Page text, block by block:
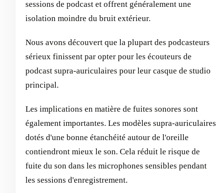
sessions de podcast et offrent généralement une
isolation moindre du bruit extérieur.
Nous avons découvert que la plupart des podcasteurs
sérieux finissent par opter pour les écouteurs de
podcast supra-auriculaires pour leur casque de studio
principal.
Les implications en matière de fuites sonores sont
également importantes. Les modèles supra-auriculaires
dotés d'une bonne étanchéité autour de l'oreille
contiendront mieux le son. Cela réduit le risque de
fuite du son dans les microphones sensibles pendant
les sessions d'enregistrement.